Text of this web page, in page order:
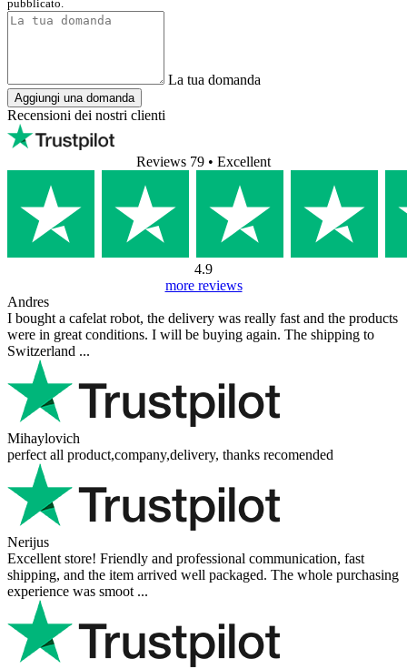
pubblicato.
La tua domanda
Aggiungi una domanda
Recensioni dei nostri clienti
Reviews 79 • Excellent
4.9
more reviews
Andres
I bought a cafelat robot, the delivery was really fast and the products
were in great conditions. I will be buying again. The shipping to
Switzerland ...
Mihaylovich
perfect all product,company,delivery, thanks recomended
Nerijus
Excellent store! Friendly and professional communication, fast
shipping, and the item arrived well packaged. The whole purchasing
experience was smoot ...